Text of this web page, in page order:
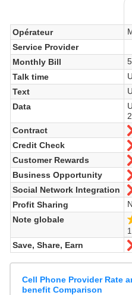
Opérateur
Service Provider
Monthly Bill
Talk time
Text
Data
Contract
Credit Check
Customer Rewards
Business Opportunity
Social Network Integration
Profit Sharing
Note globale
Save, Share, Earn
Cell Phone Provider Rate
benefit Comparison